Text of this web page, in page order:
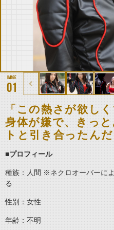
01
「この熱さが欲し
身体が嫌で、きっ
トと引き合ったんだ
■プロフィール
種族：人間 ※ネクロオーバーに
る
性別：女性
年齢：不明